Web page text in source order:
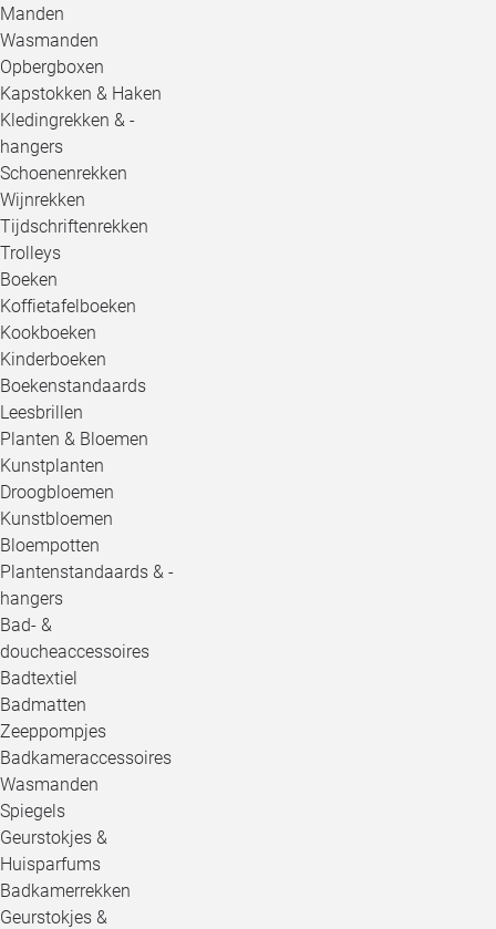
Manden
Wasmanden
Opbergboxen
Kapstokken & Haken
Kledingrekken & -
hangers
Schoenenrekken
Wijnrekken
Tijdschriftenrekken
Trolleys
Boeken
Koffietafelboeken
Kookboeken
Kinderboeken
Boekenstandaards
Leesbrillen
Planten & Bloemen
Kunstplanten
Droogbloemen
Kunstbloemen
Bloempotten
Plantenstandaards & -
hangers
Bad- &
doucheaccessoires
Badtextiel
Badmatten
Zeeppompjes
Badkameraccessoires
Wasmanden
Spiegels
Geurstokjes &
Huisparfums
Badkamerrekken
Geurstokjes &